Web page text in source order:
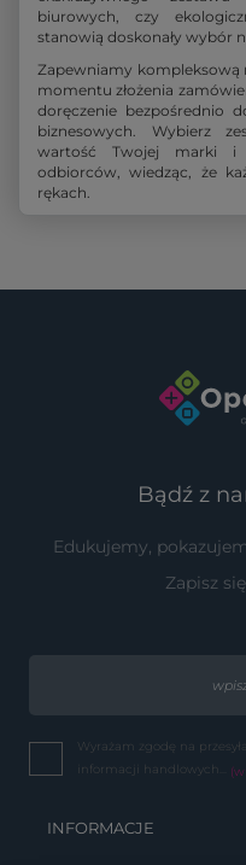
biurowych, czy
stanowią doskonały wybór
Zapewniamy kompleksową
momentu złożenia
doręczenie bezpośrednio
biznesowych. Wybierz
wartość Twojej marki i
odbiorców, wiedząc, że
rękach.
Bądź z
Edukujemy,
Zapisz
Wyrażam zgodę na
informacji handlowych...
INFORMACJE